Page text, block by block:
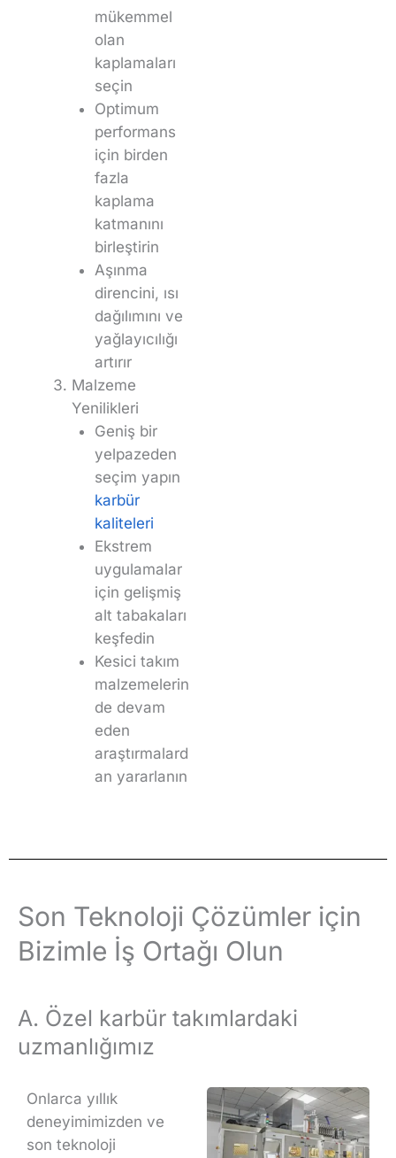
mükemmel
olan
kaplamaları
seçin
Optimum
performans
için birden
fazla
kaplama
katmanını
birleştirin
Aşınma
direncini, ısı
dağılımını ve
yağlayıcılığı
artırır
Malzeme
Yenilikleri
Geniş bir
yelpazeden
seçim yapın
karbür
kaliteleri
Ekstrem
uygulamalar
için gelişmiş
alt tabakaları
keşfedin
Kesici takım
malzemelerin
de devam
eden
araştırmalard
an yararlanın
Son Teknoloji Çözümler için
Bizimle İş Ortağı Olun
A. Özel karbür takımlardaki
uzmanlığımız
Onlarca yıllık
deneyimimizden ve
son teknoloji